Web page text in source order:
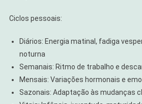
Ciclos pessoais:
Diários: Energia matinal, fadiga
noturna
Semanais: Ritmo de trabalho e
Mensais: Variações hormonais e
Sazonais: Adaptação às mudanças